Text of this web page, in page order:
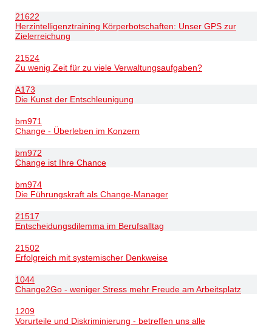
21622
Herzintelligenztraining Körperbotschaften: Unser GPS zur
Zielerreichung
21524
Zu wenig Zeit für zu viele Verwaltungsaufgaben?
A173
Die Kunst der Entschleunigung
bm971
Change - Überleben im Konzern
bm972
Change ist Ihre Chance
bm974
Die Führungskraft als Change-Manager
21517
Entscheidungsdilemma im Berufsalltag
21502
Erfolgreich mit systemischer Denkweise
1044
Change2Go - weniger Stress mehr Freude am Arbeitsplatz
1209
Vorurteile und Diskriminierung - betreffen uns alle